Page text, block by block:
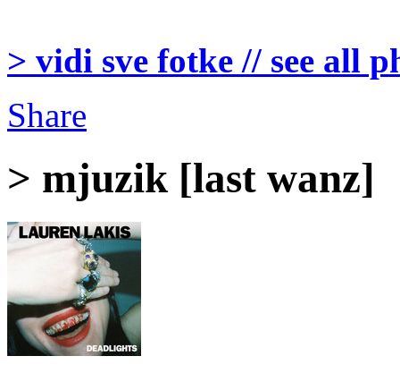
> vidi sve fotke // see all
Share
> mjuzik [last wanz]